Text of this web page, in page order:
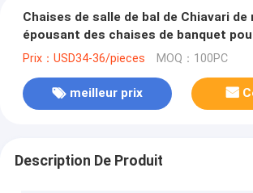
Chaises de salle de bal de Chiavari de
épousant des chaises de banquet
Prix：USD34-36/pieces MOQ：100PC
meilleur prix
Description De Produit